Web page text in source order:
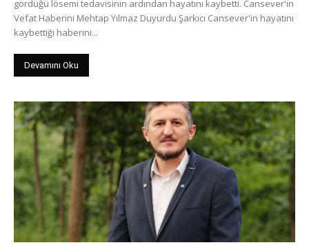
gördüğü lösemi tedavisinin ardından hayatını kaybetti. Cansever'in
Vefat Haberini Mehtap Yılmaz Duyurdu Şarkıcı Cansever'in hayatını
kaybettiği haberini...
Devamını Oku